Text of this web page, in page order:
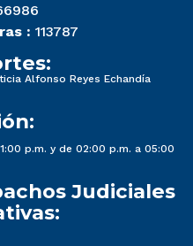
: 113787
Alfonso Reyes Echandía
p.m. y de 02:00 p.m. a 05:00
Judiciales